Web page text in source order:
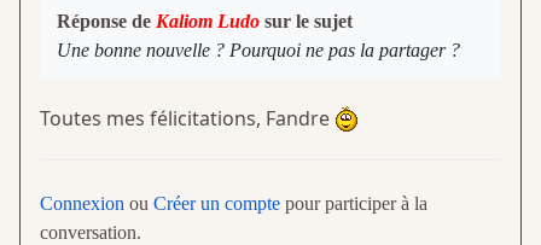
Réponse de Kaliom Ludo sur le sujet
Une bonne nouvelle ? Pourquoi ne pas la partager ?
Toutes mes félicitations, Fandre
Connexion ou Créer un compte pour participer à la
conversation.